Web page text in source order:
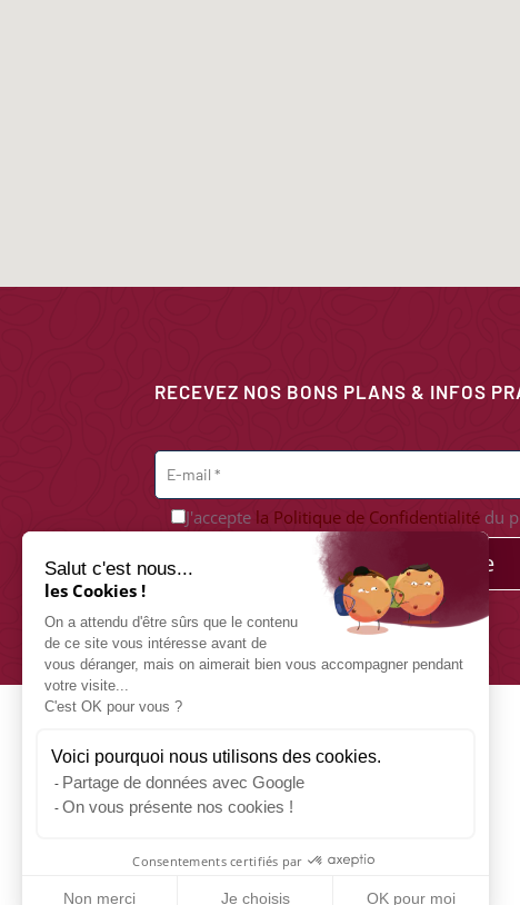
Salut c'est nous...
les Cookies !
On a attendu d'être sûrs que le contenu
de ce site vous intéresse avant de
vous déranger, mais on aimerait bien vous accompagner pendant
votre visite...
C'est OK pour vous ?
Voici pourquoi nous utilisons des cookies.
Partage de données avec Google
On vous présente nos cookies !
Consentements certifiés par
Non merci Je choisis OK pour moi
RECEVEZ NOS BONS PLANS & INFOS
J'accepte la Politique de Confidentialité du
Je m'abonne